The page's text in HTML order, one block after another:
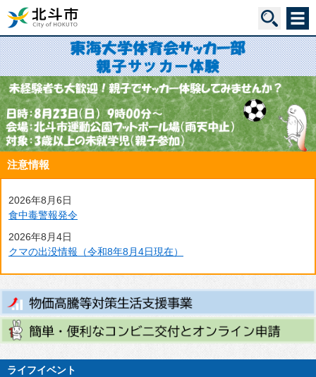
注意情報
2026年8月6日
食中毒警報発令
2026年8月4日
クマの出没情報（令和8年8月4日現在）
ライフイベント